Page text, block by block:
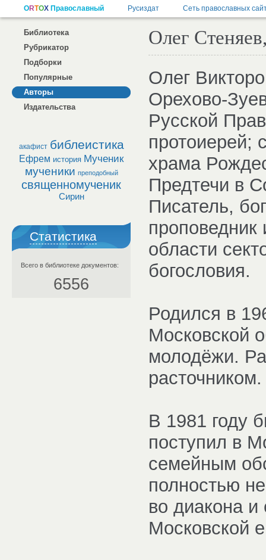
Библиотека
Рубрикатор
Подборки
Популярные
Авторы
Издательства
акафист библеистика
Ефрем история Мученик
мученики преподобный
священномученик
Сирин
Статистика
Всего в библиотеке документов:
6556
Олег
Олег
Орехово-
Русской
протоиерей;
храма
Предтечи в
Писатель,
области
богословия.
Родился в
Московской
молодёжи.
В 1981 году
поступил в
семейным
полностью
во диакона
Московской